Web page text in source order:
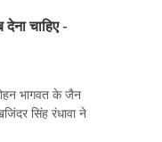
चाहिए -
भागवत के जैन
सिंह रंधावा ने